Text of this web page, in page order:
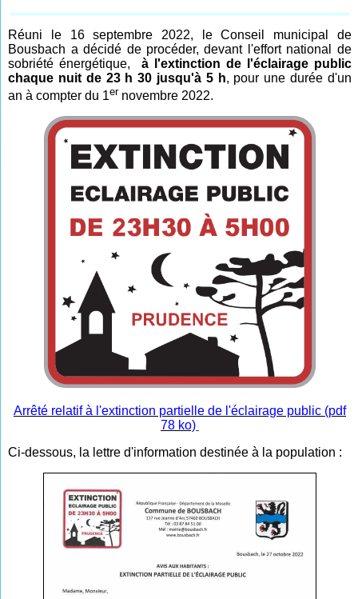
Réuni le 16 septembre 2022, le Conseil municipal de
Bousbach a décidé de procéder, devant l'effort national de
sobriété énergétique,à l'extinction de l'éclairage public
chaque nuit de 23 h 30 jusqu'à 5 h, pour une durée d'un
an à compter du 1er novembre 2022.
Arrêté relatif à l'extinction partielle de l'éclairage public (pdf
78 ko)
Ci-dessous, la lettre d'information destinée à la population :